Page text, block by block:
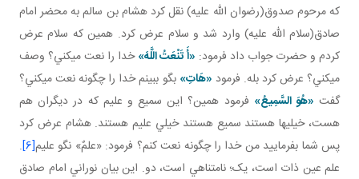
که مرحوم صدوق(رضوان الله عليه) نقل کرد هشام بن سالم به محضر امام
صادق(سلام الله عليه) وارد شد و سلام عرض کرد. همين که سلام عرض
کردم و حضرت جواب داد فرمود: «أَ تَنْعَتُ اللَّهَ»خدا را نعت مي کني؟ وصف
مي کني؟ عرض کرد بله. فرمود «هَاتِ» بگو ببينم خدا را چگونه نعت مي کني؟
گفت «هُوَ السَّمِيعُ» فرمود همين؟ اين سميع و عليم که در ديگران هم
هست، خيلي ها هستند سميع هستند خيلي عليم هستند. هشام عرض کرد
پس شما بفرماييد من خدا را چگونه نعت کنم؟ فرمود: «علمٌ» نگو عليم[6]
.
علم عين ذات است، يک؛ نامتناهي است، دو. اين بيان نوراني امام صادق